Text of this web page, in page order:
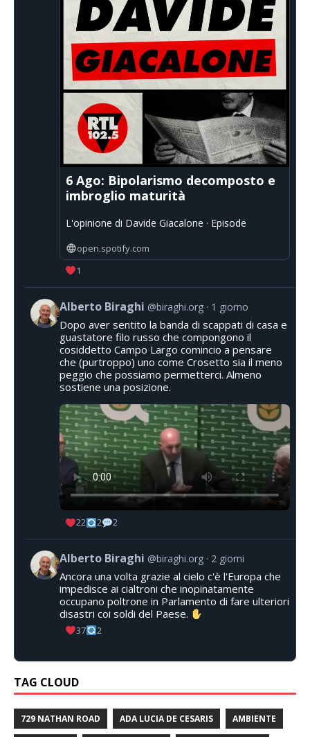
6 Ago: Bipolarismo decomposto e
imbroglio maturità
L'opinione di Davide Giacalone · Episode
open.spotify.com
1
Alberto Biraghi @biraghi.org 1 giorno
Dopo aver sentito la banda di scappati di casa e
guastatore filo russo che compongono il
cosiddetto Campo Largo comincio a pensare
che (purtroppo) uno come Crosetto sia il meno
peggio che possiamo permetterci. Almeno
sostiene una posizione.
22 2 2
Alberto Biraghi @biraghi.org 2 giorni
Ancora una volta grazie al cielo c'è l'Europa che
impedisce ai cialtroni che inopinatamente
occupano poltrone in Parlamento di fare ulteriori
disastri coi soldi del Paese.
37 2
TAG CLOUD
729 NATHAN ROAD ADA LUCIA DE CESARIS AMBIENTE